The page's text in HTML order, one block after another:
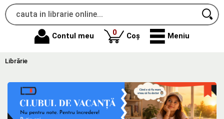
Contul meu 0produse
Coș Meniu
Librărie